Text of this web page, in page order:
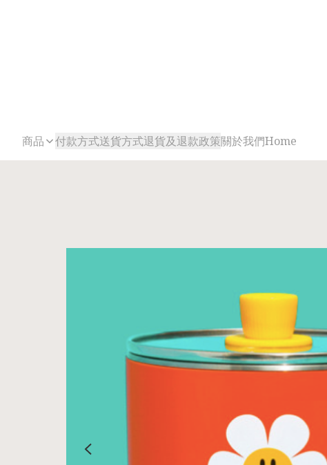
商品 付款方式送貨方式退貨及退款政策關於我們Home